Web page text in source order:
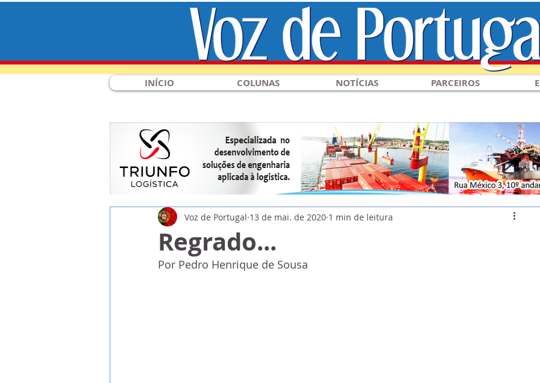
INÍCIO COLUNAS NOTÍCIAS PARCEIROS
Regrado...
Voz de Portugal 13 de mai. de 2020 1 min de leitura
Por Pedro Henrique de Sousa